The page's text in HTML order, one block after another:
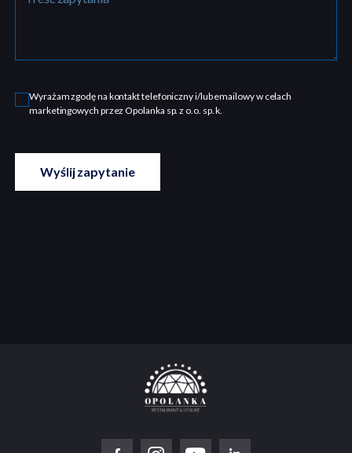
Wyrażam zgodę na kontakt telefoniczny i/lub emailowy w celach
marketingowych przez Opolanka sp. z o.o. sp. k.
Wyślij zapytanie